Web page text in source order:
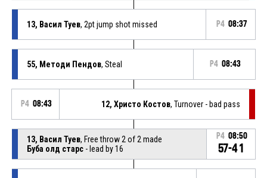
13, Васил Туев, 2pt jump shot missed P4 08:37
55, Методи Пендов, Steal P4 08:43
P4 08:43 12, Христо Костов, Turnover - bad pass
13, Васил Туев, Free throw 2 of 2 made
Буба олд старс- lead by 16
P4 08:50
57-41